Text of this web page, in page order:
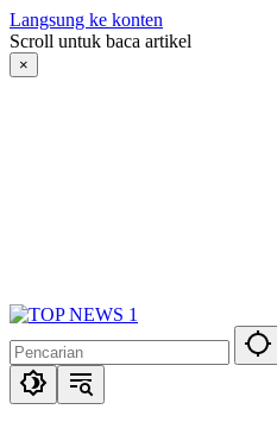
Langsung ke konten
Scroll untuk baca artikel
×